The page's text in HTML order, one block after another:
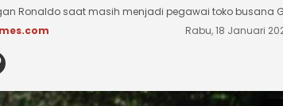
Ronaldo saat masih menjadi pegawai toko busana
Rabu, 18 Januari